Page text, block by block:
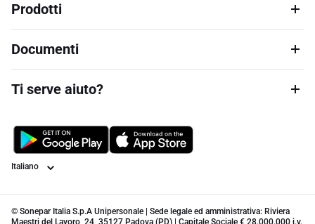
Prodotti
Documenti
Ti serve aiuto?
Lingua
© Sonepar Italia S.p.A Unipersonale | Sede legale ed amministrativa: Riviera
Maestri del Lavoro, 24, 35127 Padova (PD) | Capitale Sociale € 28.000.000 i.v.